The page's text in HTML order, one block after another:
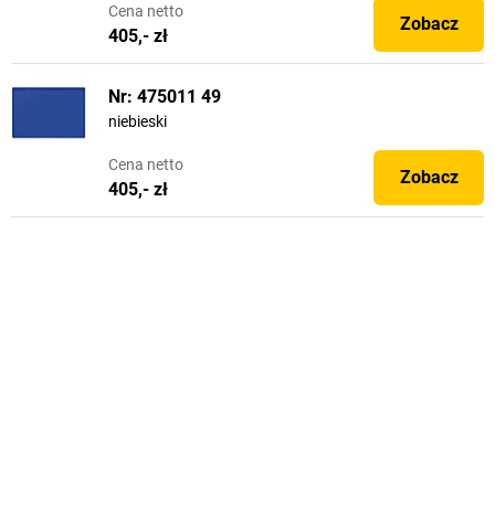
Cena netto
405,- zł
Zobacz
Nr: 475011 49
niebieski
Cena netto
405,- zł
Zobacz